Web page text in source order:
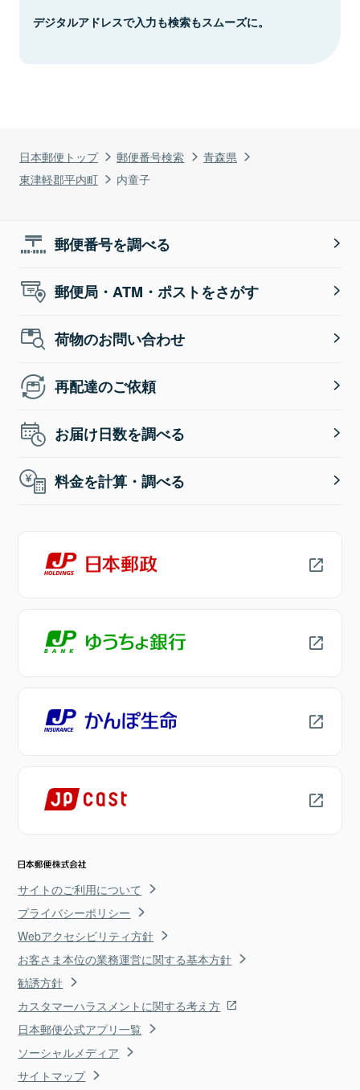
日本郵便トップ 郵便番号検索
青森県
東津軽郡平内町
内童子
デジタルアドレスで入力も検索もスムーズに。
郵便番号を調べる
郵便局・ATM・ポストをさがす
荷物のお問い合わせ
再配達のご依頼
お届け日数を調べる
料金を計算・調べる
サイトのご利用について
プライバシーポリシー
Webアクセシビリティ方針
お客さま本位の業務運営に関する基本方針
勧誘方針
カスタマーハラスメントに関する考え方
日本郵便公式アプリ一覧
ソーシャルメディア
サイトマップ